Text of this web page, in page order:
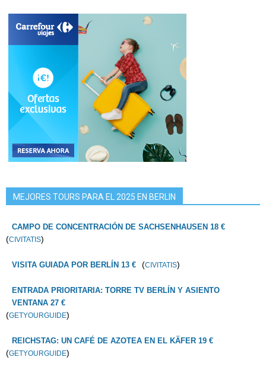
MEJORES TOURS PARA EL 2025 EN BERLIN
CAMPO DE CONCENTRACIÓN DE SACHSENHAUSEN 18 €
(CIVITATIS)
VISITA GUIADA POR BERLÍN 13 € (CIVITATIS)
ENTRADA PRIORITARIA: TORRE TV BERLÍN Y ASIENTO
VENTANA 27 €
(GETYOURGUIDE)
REICHSTAG: UN CAFÉ DE AZOTEA EN EL KÄFER 19 €
(GETYOURGUIDE)